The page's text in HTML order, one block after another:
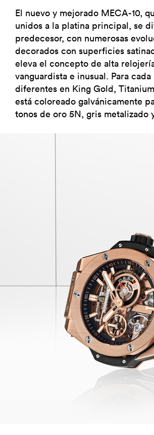
El nuevo y mejorado MECA-10,
unidos a la platina principal, se
predecesor, con numerosas
decorados con superficies
eleva el concepto de alta
vanguardista e inusual. Para
diferentes en King Gold,
está coloreado galvánicamente
tonos de oro 5N, gris metalizado